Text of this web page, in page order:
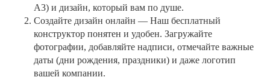
A3) и дизайн, который вам по душе.
Создайте дизайн онлайн — Наш бесплатный
конструктор понятен и удобен. Загружайте
фотографии, добавляйте надписи, отмечайте важные
даты (дни рождения, праздники) и даже логотип
вашей компании.